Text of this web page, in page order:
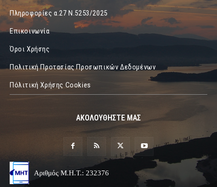
Πληροφορίες α.27 Ν.5253/2025
Επικοινωνία
Όροι Χρήσης
Πολιτική Προτασίας Προσωπικών Δεδομένων
Πόλιτική Χρήσης Cookies
ΑΚΟΛΟΥΘΗΣΤΕ ΜΑΣ
Αριθμός Μ.Η.Τ.: 232376